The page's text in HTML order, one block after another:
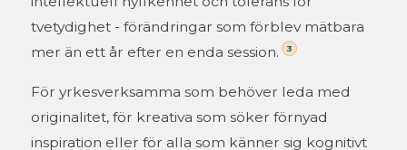
tvetydighet - förändringar som förblev mätbara
mer än ett år efter en enda session.
3
För yrkesverksamma som behöver leda med
originalitet, för kreativa som söker förnyad
inspiration eller för alla som känner sig kognitivt